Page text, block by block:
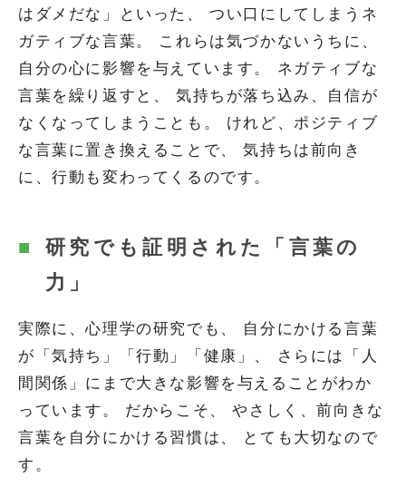
はダメだな」といった、 つい口にしてしまうネ
ガティブな言葉。 これらは気づかないうちに、
自分の心に影響を与えています。 ネガティブな
言葉を繰り返すと、 気持ちが落ち込み、自信が
なくなってしまうことも。 けれど、ポジティブ
な言葉に置き換えることで、 気持ちは前向き
に、行動も変わってくるのです。
研究でも証明された「言葉の
力」
実際に、心理学の研究でも、 自分にかける言葉
が「気持ち」「行動」「健康」、 さらには「人
間関係」にまで大きな影響を与えることがわか
っています。 だからこそ、 やさしく、前向きな
言葉を自分にかける習慣は、 とても大切なので
す。